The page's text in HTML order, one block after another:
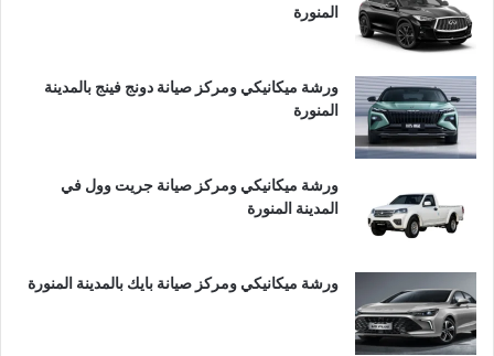
المنورة
ورشة ميكانيكي ومركز صيانة دونج فينج بالمدينة
المنورة
ورشة ميكانيكي ومركز صيانة جريت وول في
المدينة المنورة
ورشة ميكانيكي ومركز صيانة بايك بالمدينة المنورة